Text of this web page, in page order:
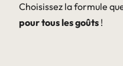
Choisissez la formule
pour tous les goûts !